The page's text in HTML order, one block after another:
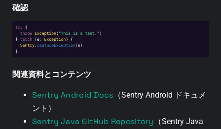
確認
関連資料とコンテンツ
Sentry Android Docs （Sentry Android ドキュメ
ント）
Sentry Java GitHub Repository （Sentry Java